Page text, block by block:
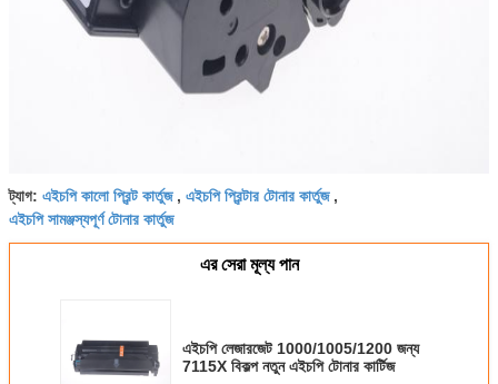
ট্যাগ: এইচপি কালো প্রিন্ট কার্তুজ, এইচপি প্রিন্টার টোনার কার্তুজ,
এইচপি সামঞ্জস্যপূর্ণ টোনার কার্তুজ
এর সেরা মূল্য পান
এইচপি লেজারজেট 1000/1005/1200 জন্য
7115X বিকল্প নতুন এইচপি টোনার কার্টিজ